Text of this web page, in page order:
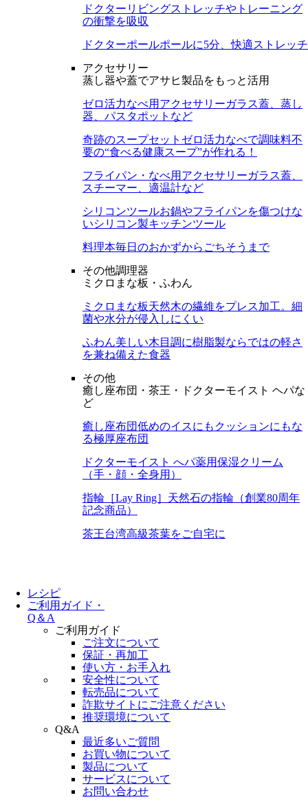
ドクターリビングストレッチやトレーニング
の衝撃を吸収
ドクターポールポールに5分、快適ストレッチ
アクセサリー
蒸し器や蓋でアサヒ製品をもっと活用
ゼロ活力なべ用アクセサリーガラス蓋、蒸し
器、パスタポットなど
奇跡のスープセット ゼロ活力なべで調味料不
要の“食べる健康スープ”が作れる！
フライパン・なべ用アクセサリーガラス蓋、
スチーマー、適温計など
シリコンツールお鍋やフライパンを傷つけな
いシリコン製キッチンツール
料理本毎日のおかずからごちそうまで
その他調理器
ミクロまな板・ふわん
ミクロまな板天然木の繊維をプレス加工。細
菌や水分が侵入しにくい
ふわん美しい木目調に樹脂製ならではの軽さ
を兼ね備えた食器
その他
癒し座布団・茶王・ドクターモイスト ヘパな
ど
癒し座布団低めのイスにもクッションにもな
る極厚座布団
ドクターモイスト へパ薬用保湿クリーム
（手・顔・全身用）
指輪［Lay Ring］ 天然石の指輪（創業80周年
記念商品）
茶王台湾高級茶葉をご自宅に
レシピ
ご利用ガイド・
Q＆A
ご利用ガイド
ご注文について
保証・再加工
使い方・お手入れ
安全性について
転売品について
詐欺サイトにご注意ください
推奨環境について
Q&A
最近多いご質問
お買い物について
製品について
サービスについて
お問い合わせ